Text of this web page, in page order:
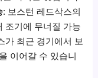
: 보스턴 레드삭스의
조기에 무너질 가능
가 최근 경기에서 보
이어갈 수 있습니